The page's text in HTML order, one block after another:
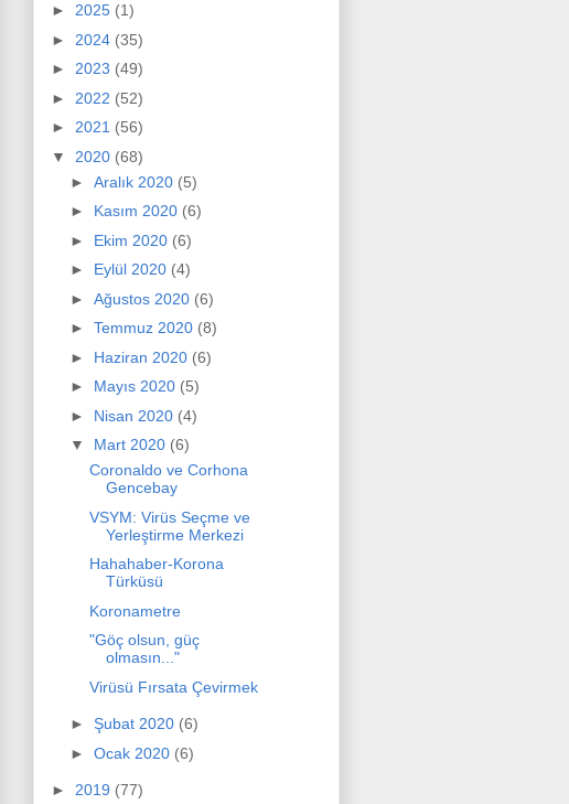
► 2025 (1)
► 2024 (35)
► 2023 (49)
► 2022 (52)
► 2021 (56)
▼ 2020 (68)
► Aralık 2020 (5)
► Kasım 2020 (6)
► Ekim 2020 (6)
► Eylül 2020 (4)
► Ağustos 2020 (6)
► Temmuz 2020 (8)
► Haziran 2020 (6)
► Mayıs 2020 (5)
► Nisan 2020 (4)
▼ Mart 2020 (6)
Coronaldo ve Corhona
Gencebay
VSYM: Virüs Seçme ve
Yerleştirme Merkezi
Hahahaber-Korona
Türküsü
Koronametre
"Göç olsun, güç
olmasın..."
Virüsü Fırsata Çevirmek
► Şubat 2020 (6)
► Ocak 2020 (6)
► 2019 (77)